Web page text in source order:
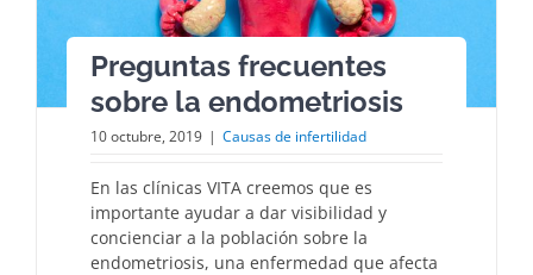
Preguntas frecuentes
sobre la endometriosis
10 octubre, 2019 | Causas de infertilidad
En las clínicas VITA creemos que es
importante ayudar a dar visibilidad y
concienciar a la población sobre la
endometriosis, una enfermedad que afecta